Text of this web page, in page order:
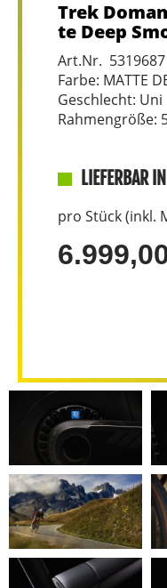
Trek
te Deep
Art.Nr. 5319687
Farbe: MATTE
Geschlecht: Uni
Rahmengröße:
LIEFERBAR
pro Stück (inkl.